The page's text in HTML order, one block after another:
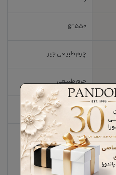
550 gr
چرم طبیعی جیر
چرم طبیعی
3 cm
رابر
خیر